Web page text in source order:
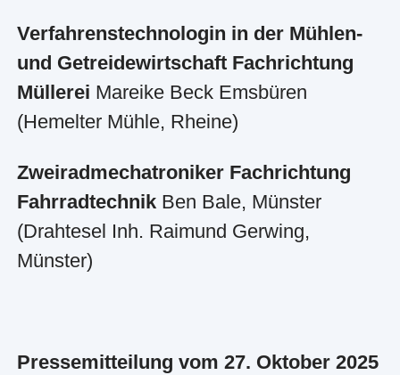
Verfahrenstechnologin in der Mühlen-
und Getreidewirtschaft Fachrichtung
Müllerei Mareike Beck Emsbüren
(Hemelter Mühle, Rheine)
Zweiradmechatroniker Fachrichtung
Fahrradtechnik Ben Bale, Münster
(Drahtesel Inh. Raimund Gerwing,
Münster)
Pressemitteilung vom 27. Oktober 2025